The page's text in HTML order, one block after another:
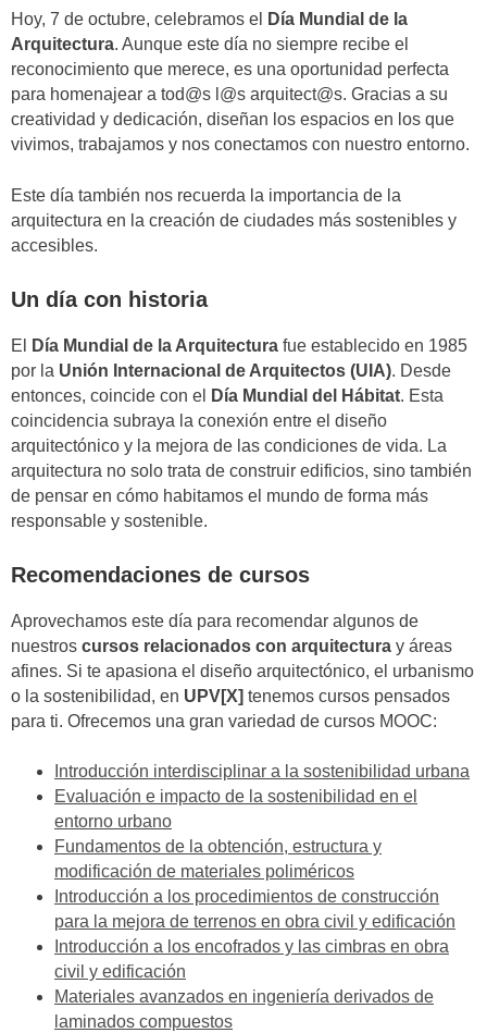
Hoy, 7 de octubre, celebramos el
Día Mundial de la
Arquitectura. Aunque este día no siempre recibe el
reconocimiento que merece, es una oportunidad perfecta
para homenajear a tod@s l@s arquitect@s. Gracias a su
creatividad y dedicación, diseñan los espacios en los que
vivimos, trabajamos y nos conectamos con nuestro entorno.
Este día también nos recuerda la importancia de la
arquitectura en la creación de ciudades más sostenibles y
accesibles.
Un día con historia
El Día Mundial de la Arquitectura fue establecido en 1985
por la Unión Internacional de Arquitectos (UIA). Desde
entonces, coincide con el
Día Mundial del Hábitat. Esta
coincidencia subraya la conexión entre el diseño
arquitectónico y la mejora de las condiciones de vida. La
arquitectura no solo trata de construir edificios, sino también
de pensar en cómo habitamos el mundo de forma más
responsable y sostenible.
Recomendaciones de cursos
Aprovechamos este día para recomendar algunos de
nuestros cursos relacionados con arquitectura y áreas
afines. Si te apasiona el diseño arquitectónico, el urbanismo
o la sostenibilidad, en UPV[X] tenemos cursos pensados
para ti. Ofrecemos una gran variedad de cursos MOOC:
Introducción interdisciplinar a la sostenibilidad urbana
Evaluación e impacto de la sostenibilidad en el
entorno urbano
Fundamentos de la obtención, estructura y
modificación de materiales poliméricos
Introducción a los procedimientos de construcción
para la mejora de terrenos en obra civil y edificación
Introducción a los encofrados y las cimbras en obra
civil y edificación
Materiales avanzados en ingeniería derivados de
laminados compuestos